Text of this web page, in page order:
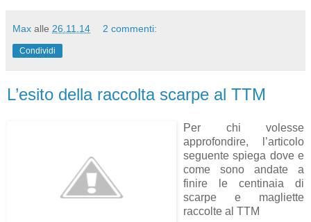
Max alle 26.11.14 2 commenti:
Condividi
L’esito della raccolta scarpe al TTM
Per chi volesse
approfondire, l’articolo
seguente spiega dove e
come sono andate a
finire le centinaia di
scarpe e magliette
raccolte al TTM